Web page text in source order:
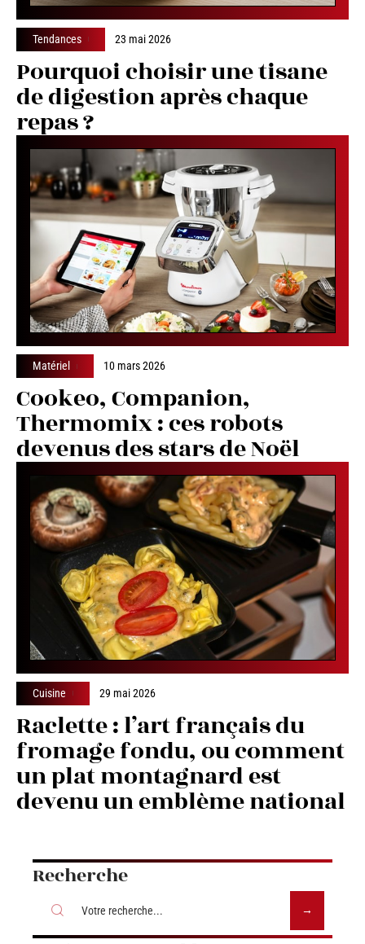
Tendances 23 mai 2026
Pourquoi choisir une tisane
de digestion après chaque
repas ?
Matériel 10 mars 2026
Cookeo, Companion,
Thermomix : ces robots
devenus des stars de Noël
Cuisine 29 mai 2026
Raclette : l’art français du
fromage fondu, ou comment
un plat montagnard est
devenu un emblème national
Recherche